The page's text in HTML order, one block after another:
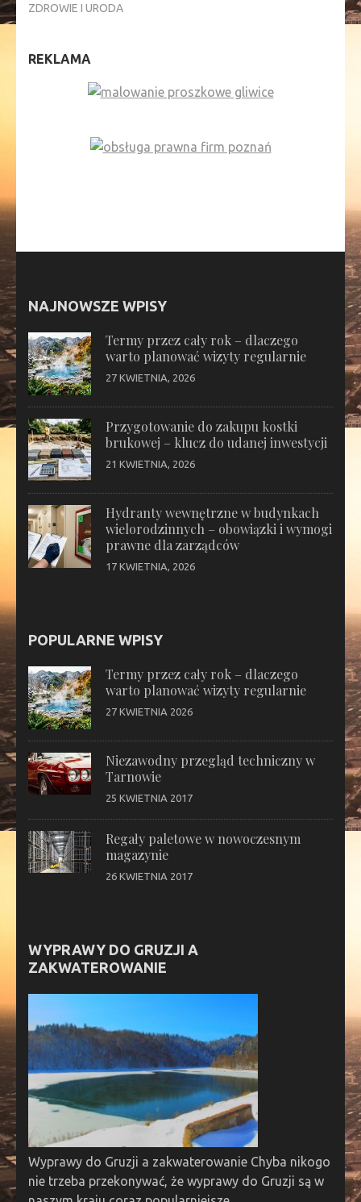
ZDROWIE I URODA
REKLAMA
NAJNOWSZE WPISY
Termy przez cały rok – dlaczego
warto planować wizyty regularnie
27 KWIETNIA, 2026
Przygotowanie do zakupu kostki
brukowej – klucz do udanej inwestycji
21 KWIETNIA, 2026
Hydranty wewnętrzne w budynkach
wielorodzinnych – obowiązki i wymogi
prawne dla zarządców
17 KWIETNIA, 2026
POPULARNE WPISY
Termy przez cały rok – dlaczego
warto planować wizyty regularnie
27 KWIETNIA 2026
Niezawodny przegląd techniczny w
Tarnowie
25 KWIETNIA 2017
Regały paletowe w nowoczesnym
magazynie
26 KWIETNIA 2017
WYPRAWY DO GRUZJI A
ZAKWATEROWANIE
Wyprawy do Gruzji a zakwaterowanie Chyba nikogo
nie trzeba przekonywać, że wyprawy do Gruzji są w